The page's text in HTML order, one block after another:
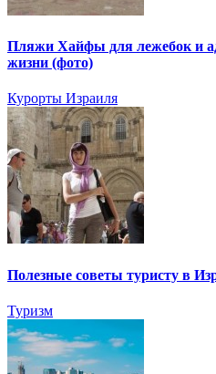
Пляжи Хайфы для лежебок и
жизни (фото)
Курорты Израиля
Полезные советы туристу в
Туризм